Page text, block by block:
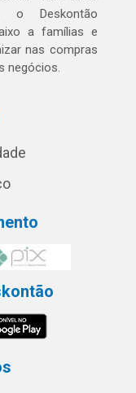
o Deskontão
a famílias e
nas compras
negócios.